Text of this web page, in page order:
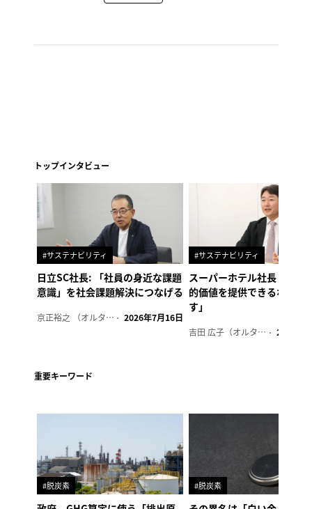
トップインタビュー
#サステナビリティ
日立SC社長: 「社員の身近な課題
意識」を社会課題解決につなげる
京正裕之 （オルタナ副編集長） 2026年7月16日
#サステナビリティ
スーパーホテル社長「地域
的価値を提供できるホテル
す」
吉田 広子（オルタナ輪番編集長） 2026年6
重要キーワード
#脱炭素 #脱炭素